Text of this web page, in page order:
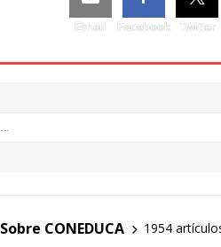
Email Facebook Twitter
Sobre CONEDUCA
1954